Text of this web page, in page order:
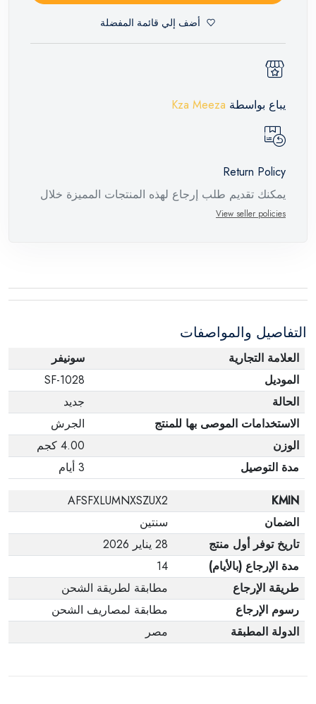
أضف إلي قائمة المفضلة
يباع بواسطة Kza Meeza
Return Policy
يمكنك تقديم طلب إرجاع لهذه المنتجات المميزة خلال
عبوته الأصلية. لاحظ أنه لا يمكن إرجاع المنتجات
وفي عبواتها الأصلية.
View seller policies
التفاصيل والمواصفات
العلامة التجارية
سونيفر
الموديل
SF-1028
الحالة
جديد
الاستخدامات الموصى بها للمنتج
الجرش
الوزن
4.00 كجم
مدة التوصيل
3 أيام
KMIN
AFSFXLUMNXSZUX2
الضمان
سنتين
تاريخ توفر أول منتج
28 يناير 2026
مدة الإرجاع (بالأيام)
14
طريقة الإرجاع
مطابقة لطريقة الشحن
رسوم الإرجاع
مطابقة لمصاريف الشحن
الدولة المطبقة
مصر